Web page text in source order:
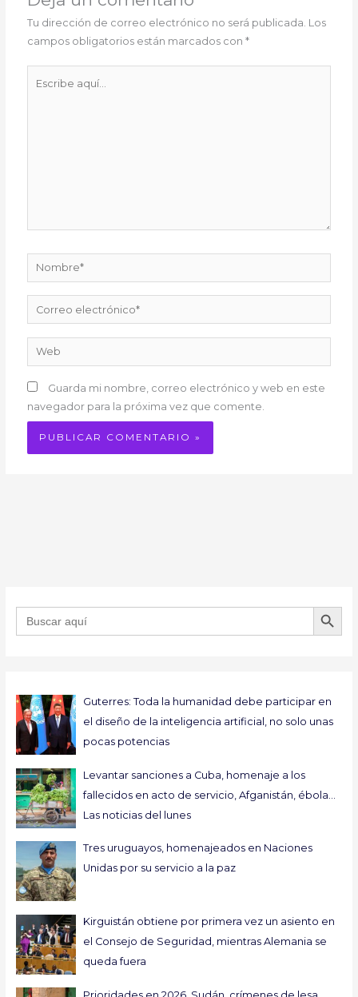
Tu dirección de correo electrónico no será publicada. Los
campos obligatorios están marcados con*
Nombre*
Correo
electrónico*
Web
Guarda mi nombre, correo electrónico y web en este
navegador para la próxima vez que comente.
Buscar: BOTÓN DE
Guterres: Toda la humanidad debe participar en
el diseño de la inteligencia artificial, no solo unas
pocas potencias
Levantar sanciones a Cuba, homenaje a los
fallecidos en acto de servicio, Afganistán, ébola…
Las noticias del lunes
Tres uruguayos, homenajeados en Naciones
Unidas por su servicio a la paz
Kirguistán obtiene por primera vez un asiento en
el Consejo de Seguridad, mientras Alemania se
queda fuera